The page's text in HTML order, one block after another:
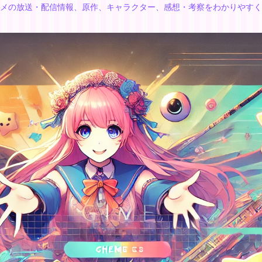
の放送・配信情報、原作、キャラクター、感想・考察をわかりやす